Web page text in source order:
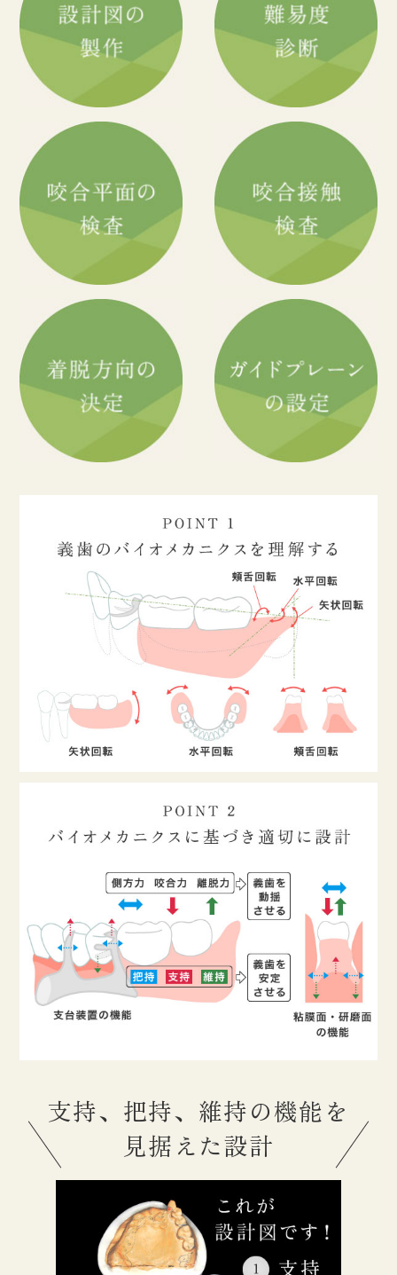
支持、把持、維持の機能を
見据えた設計